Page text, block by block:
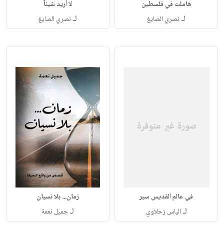
هاملت في فلسطين
لـ نصري الصايغ
لا أريد شيئاً
لـ نصري الصايغ
في عالم القديس سير
لـ الياس زحلاوي
زمان... بلا نسيان
لـجميل نعمة